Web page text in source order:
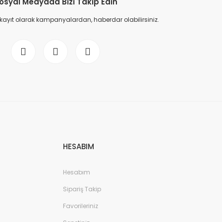
olarak kampanyalardan, haberdar olabilirsiniz.
HESABIM
Hesabım
Sipariş Takip
Favorileriniz